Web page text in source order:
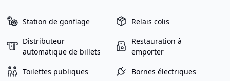
Station de gonflage Relais colis
Distributeur
automatique de billets
Restauration à
emporter
Toilettes publiques Bornes électriques